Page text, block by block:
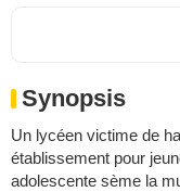
Synopsis
Un lycéen victime de
établissement pour
adolescente sème la